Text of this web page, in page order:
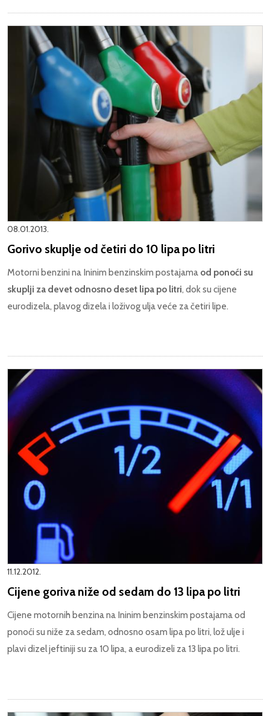
08.01.2013.
Gorivo skuplje od četiri do 10 lipa po litri
Motorni benzini na Ininim benzinskim postajama od ponoći su
skuplji za devet odnosno deset lipa po litri, dok su cijene
eurodizela, plavog dizela i loživog ulja veće za četiri lipe.
11.12.2012.
Cijene goriva niže od sedam do 13 lipa po litri
Cijene motornih benzina na Ininim benzinskim postajama od
ponoći su niže za sedam, odnosno osam lipa po litri, lož ulje i
plavi dizel jeftiniji su za 10 lipa, a eurodizeli za 13 lipa po litri.